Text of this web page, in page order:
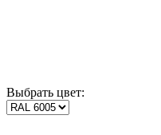
Выбрать цвет: